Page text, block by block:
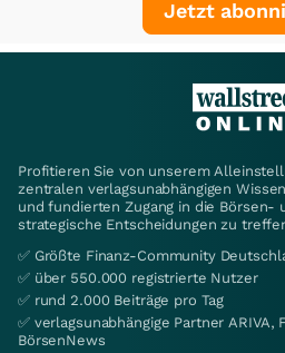
Jetzt
Profitieren Sie von unserem
zentralen verlagsunabhängigen
und fundierten Zugang in die Börsen-
strategische Entscheidungen zu
✅ Größte Finanz-Community
✅ über 550.000 registrierte Nutzer
✅ rund 2.000 Beiträge pro Tag
✅ verlagsunabhängige Partner ARIVA,
BörsenNews